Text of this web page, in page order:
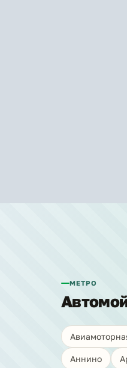
МЕТРО
Аннино